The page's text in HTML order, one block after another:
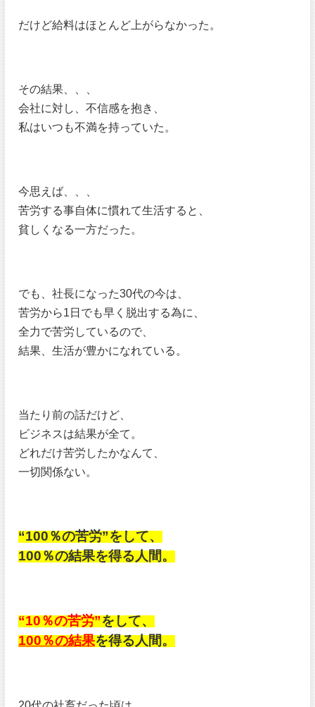
だけど給料はほとんど上がらなかった。
その結果、、、
会社に対し、不信感を抱き、
私はいつも不満を持っていた。
今思えば、、、
苦労する事自体に慣れて生活すると、
貧しくなる一方だった。
でも、社長になった30代の今は、
苦労から1日でも早く脱出する為に、
全力で苦労しているので、
結果、生活が豊かになれている。
当たり前の話だけど、
ビジネスは結果が全て。
どれだけ苦労したかなんて、
一切関係ない。
“100％の苦労”をして、
100％の結果を得る人間。
“10％の苦労”をして、
100％の結果を得る人間。